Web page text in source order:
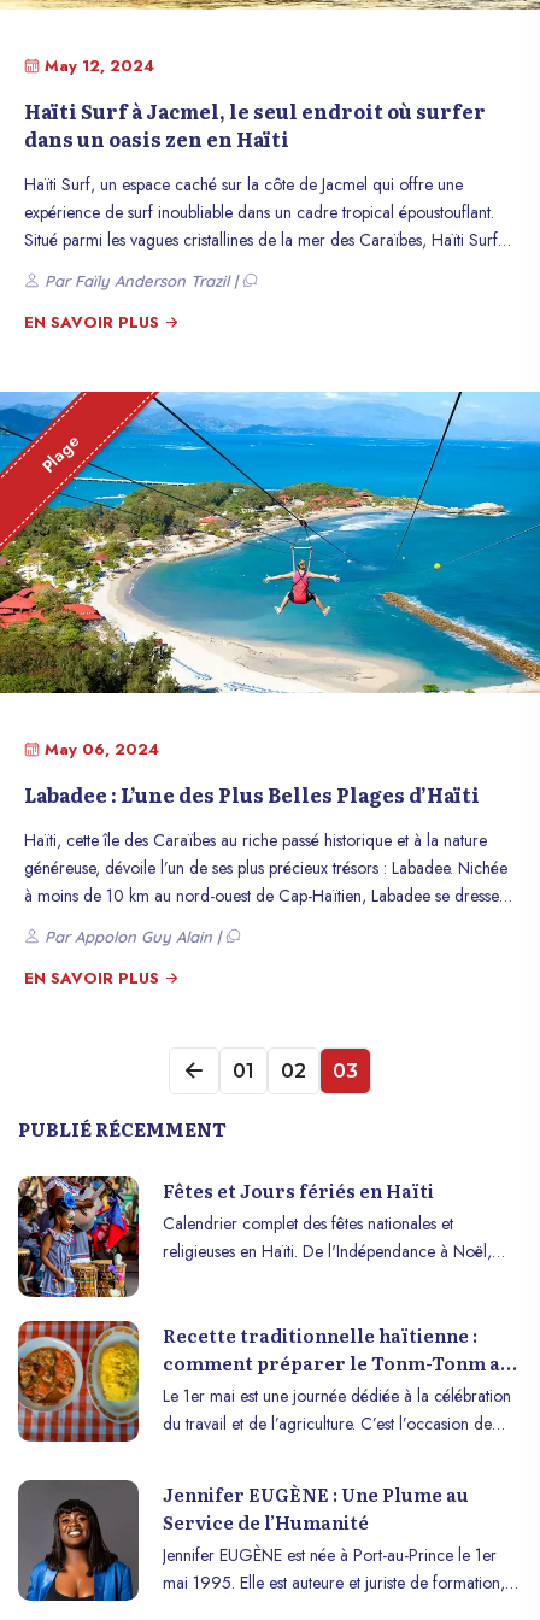
May 12, 2024
Haïti Surf à Jacmel, le seul endroit où surfer
dans un oasis zen en Haïti
Haïti Surf, un espace caché sur la côte de Jacmel qui offre une
expérience de surf inoubliable dans un cadre tropical époustouflant.
Situé parmi les vagues cristallines de la mer des Caraïbes, Haïti Surf
est un paradis pour les passionnés de sports nautiques et les voyageurs
en quête d’aventure.
Par Faïly Anderson Trazil |
EN SAVOIR PLUS
Plage
May 06, 2024
Labadee : L’une des Plus Belles Plages d’Haïti
Haïti, cette île des Caraïbes au riche passé historique et à la nature
généreuse, dévoile l’un de ses plus précieux trésors : Labadee. Nichée
à moins de 10 km au nord-ouest de Cap-Haïtien, Labadee se dresse
comme une perle balnéaire, offrant à ses visiteurs une expérience
exquise mêlant détente, aventure et découverte culturelle.
Par Appolon Guy Alain |
EN SAVOIR PLUS
01 02 03
PUBLIÉ RÉCEMMENT
Fêtes et Jours fériés en Haïti
Calendrier complet des fêtes nationales et
religieuses en Haïti. De l'Indépendance à Noël,
Recette traditionnelle haïtienne :
comment préparer le Tonm-Tonm au
fruit à pain pour célébrer le 1er Mai
Le 1er mai est une journée dédiée à la célébration
du travail et de l’agriculture. C’est l’occasion de
savourer les saveurs authentiques de notre terroir.
Haïti Wonderland vous propose une recette
traditionnelle qui met en lumière un fruit
emblématique de la cuisine haïtienne : le fruit à
pain. Découvrez comment préparer le délicieux
Jennifer EUGÈNE : Une Plume au
Service de l’Humanité
Jennifer EUGÈNE est née à Port-au-Prince le 1er
mai 1995. Elle est auteure et juriste de formation, et